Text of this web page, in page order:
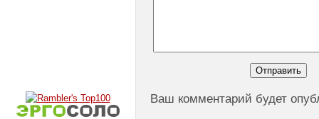
Ваш комментарий будет